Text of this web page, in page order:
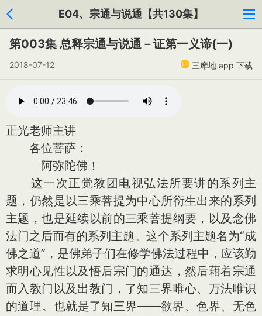
E04、宗通与说通【共130集】
第003集 总释宗通与说通－证第一义谛(一)
2018-07-12 三摩地 app 下载
正光老师主讲
各位菩萨：
阿弥陀佛！
这一次正觉教团电视弘法所要讲的系列主
题，仍然是以三乘菩提为中心所衍生出来的系列
主题，也是延续以前的三乘菩提纲要，以及念佛
法门之后而有的系列主题。这个系列主题名为“成
佛之道”，是佛弟子们在修学佛法过程中，应该勤
求明心见性以及悟后宗门的通达，然后藉着宗通
而入教门以及出教门，了知三界唯心、万法唯识
的道理。也就是了知三界——欲界、色界、无色